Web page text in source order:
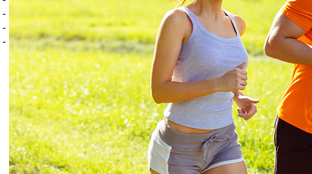
- БЕЗглютеновая продукция
- Всегда свежие фрукты
- Подарочные наборы и многое другое!